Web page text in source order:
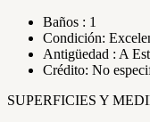
Baños : 1
Condición:
Antigüedad : A
Crédito: No
SUPERFICIES Y